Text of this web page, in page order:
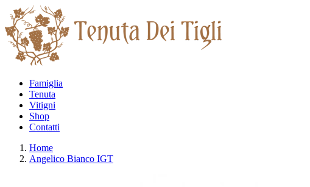
Famiglia
Tenuta
Vitigni
Shop
Contatti
Home
Angelico Bianco IGT